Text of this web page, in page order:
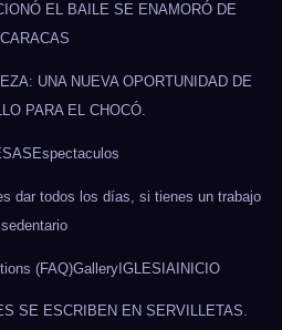
EL BAILE SE ENAMORÓ DE
CARACAS
UNA NUEVA OPORTUNIDAD DE
PARA EL CHOCÓ.
Espectaculos
dar todos los días, si tienes un trabajo
sedentario
(FAQ)GalleryIGLESIAINICIO
SE ESCRIBEN EN SERVILLETAS.